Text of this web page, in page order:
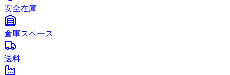
安全在庫
倉庫スペース
送料